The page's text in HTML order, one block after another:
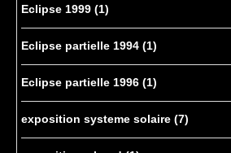
Eclipse 1999 (1)
Eclipse partielle 1994 (1)
Eclipse partielle 1996 (1)
exposition systeme solaire (7)